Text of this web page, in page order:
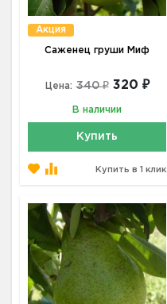
Акция
Саженец груши Миф
Цена: 340 ₽ 320 ₽
В наличии
Купить
Купить в 1 клик